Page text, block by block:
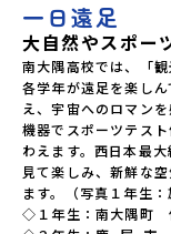
一日遠足
大自然やスポー
南大隅高校では、「
各学年が遠足を楽し
え、宇宙へのロマン
機器でスポーツテス
わえます。西日本最
見て楽しみ、新鮮な
ます。（写真１年生：
◇１年生：南大隅町　